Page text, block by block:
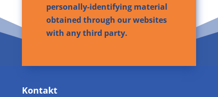
personally-identifying material
obtained through our websites
with any third party.
Kontakt